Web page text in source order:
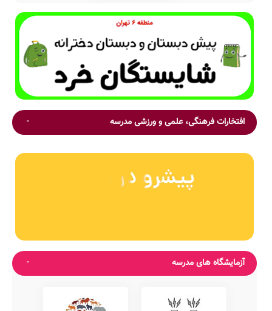
افتخارات فرهنگی، علمی و ورزشی مدرسه
آزمایشگاه های مدرسه